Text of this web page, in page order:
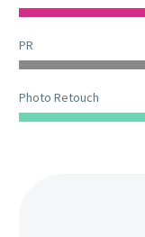
PR
Photo Retouch